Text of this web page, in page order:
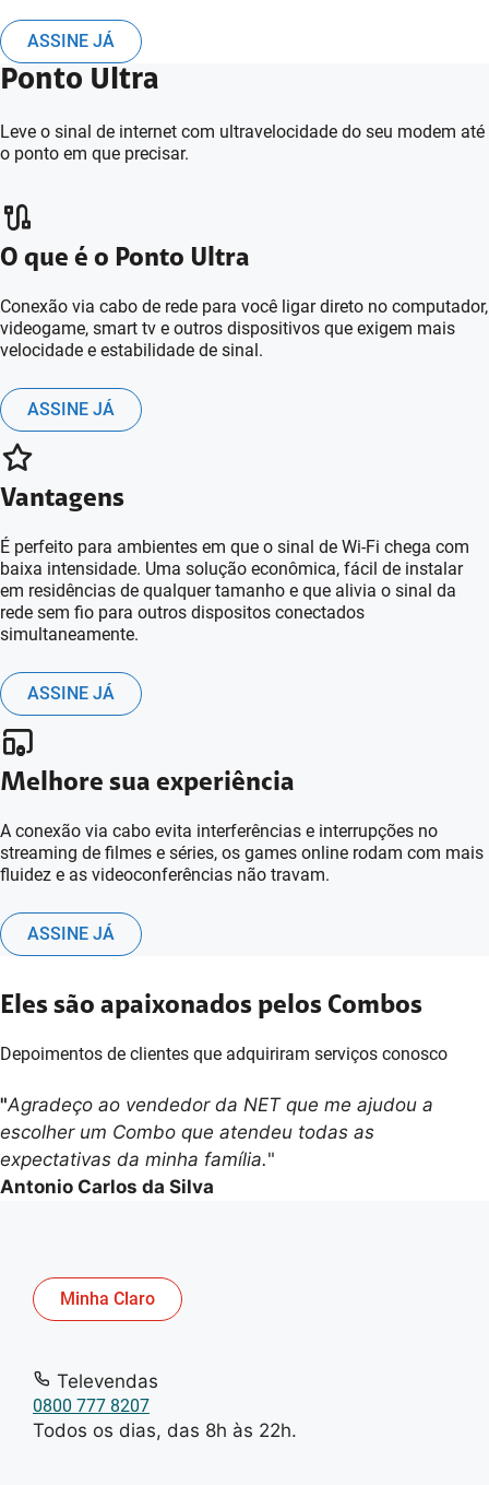
ASSINE JÁ
Ponto Ultra
Leve o sinal de internet com ultravelocidade do seu modem até
o ponto em que precisar.
O que é o Ponto Ultra
Conexão via cabo de rede para você ligar direto no computador,
videogame, smart tv e outros dispositivos que exigem mais
velocidade e estabilidade de sinal.
ASSINE JÁ
Vantagens
É perfeito para ambientes em que o sinal de Wi-Fi chega com
baixa intensidade. Uma solução econômica, fácil de instalar
em residências de qualquer tamanho e que alivia o sinal da
rede sem fio para outros dispositos conectados
simultaneamente.
ASSINE JÁ
Melhore sua experiência
A conexão via cabo evita interferências e interrupções no
streaming de filmes e séries, os games online rodam com mais
fluidez e as videoconferências não travam.
ASSINE JÁ
Eles são apaixonados pelos Combos
Depoimentos de clientes que adquiriram serviços conosco
5
"Agradeço ao vendedor da NET que me ajudou a
escolher um Combo que atendeu todas as
expectativas da minha família."
Antonio Carlos da Silva
Minha Claro
Televendas
0800 777 8207
Todos os dias, das 8h às 22h.